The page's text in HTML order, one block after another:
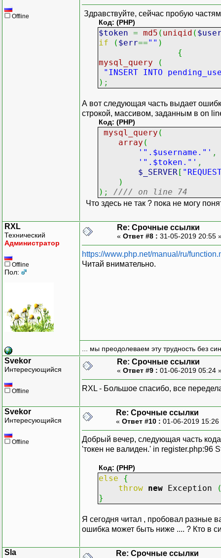
Offline Здравствуйте, сейчас пробую
Код: (PHP)
$token = md5 ( uniqid (
if
( $err=="" )
{
mysql_query
(
"INSERT INTO
) ;
А вот следующая часть выдает
строкой, массивом, заданным в on
Код: (PHP)
mysql_query (
array (
'".$username."' ,
'".$token."' ,
$_SERVER [
)
) ; //// on line 74
Что здесь не так ? пока не могу
RXL
Технический
Администратор
Offline
Пол:
Re: Срочные ссылки
« Ответ #8 : 31-05-2019 20:55
https://www.php.net/manual/ru/
Читай внимательно.
... мы преодолеваем эту трудность без
Svekor
Интересующийся
Offline
Re: Срочные ссылки
« Ответ #9 : 01-06-2019 05:24
RXL - Большое спасибо, все
Svekor
Интересующийся
Offline
Re: Срочные ссылки
« Ответ #10 : 01-06-2019
Добрый вечер, следующая часть
'токен не валиден.' in register.php:96
Код: (PHP)
else
{
throw new Exception
}
Я сегодня читал , пробовал разные
ошибка может быть ниже .... ? Кто в
Sla Re: Срочные ссылки